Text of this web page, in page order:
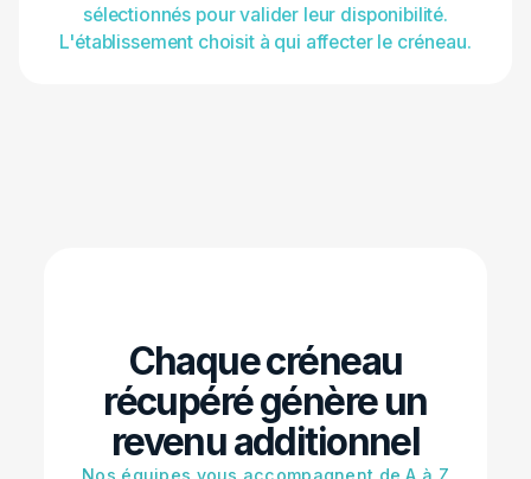
sélectionnés pour valider leur disponibilité.
L'établissement choisit à qui affecter le créneau.
Chaque créneau
récupéré génère un
revenu additionnel
Nos équipes vous accompagnent de A à Z